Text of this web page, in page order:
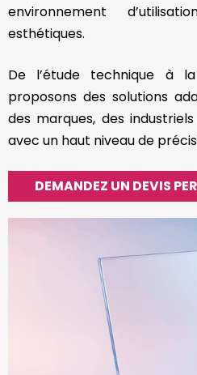
environnement
esthétiques.
De l’étude technique à
proposons des solutions
des marques, des
avec un haut niveau de
DEMANDEZ UN DEVIS